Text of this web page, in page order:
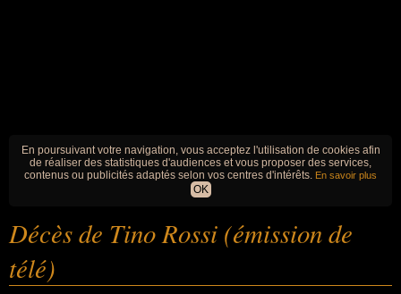
En poursuivant votre navigation, vous acceptez l'utilisation de cookies afin
de réaliser des statistiques d'audiences et vous proposer des services,
contenus ou publicités adaptés selon vos centres d'intérêts. En savoir plus
OK
Décès de Tino Rossi (émission de
télé)